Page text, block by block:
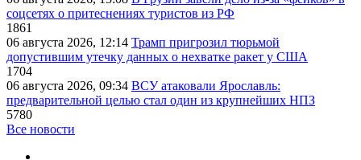
соцсетях о притеснениях туристов из РФ
1861
06 августа 2026, 12:14 Трамп пригрозил тюрьмой
допустившим утечку данных о нехватке ракет у США
1704
06 августа 2026, 09:34 ВСУ атаковали Ярославль:
предварительной целью стал один из крупнейших НПЗ
5780
Все новости